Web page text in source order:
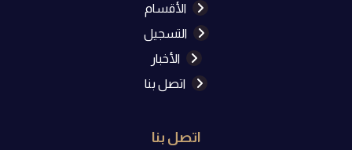
الأقسام
التسجيل
الأخبار
اتصل بنا
اتصل بنا